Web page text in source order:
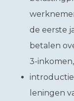
de eerste
betalen
3-inkomen,
introductie
leningen